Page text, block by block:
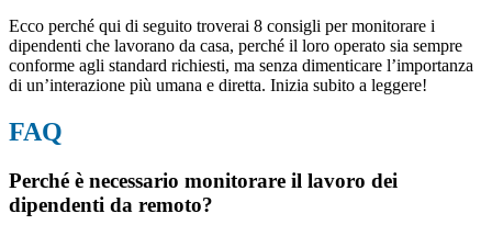
Ecco perché qui di seguito troverai 8 consigli per monitorare i
dipendenti che lavorano da casa, perché il loro operato sia sempre
conforme agli standard richiesti, ma senza dimenticare l’importanza
di un’interazione più umana e diretta. Inizia subito a leggere!
FAQ
Perché è necessario monitorare il lavoro dei
dipendenti da remoto?